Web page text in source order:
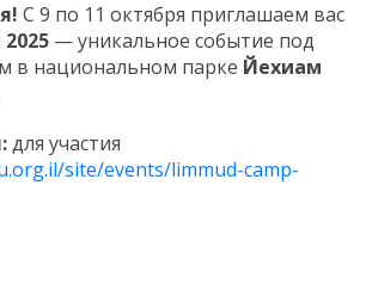
С 9 по 11 октября приглашаем вас
— уникальное событие под
в национальном парке Йехиам
для участия
site/events/limmud-camp-